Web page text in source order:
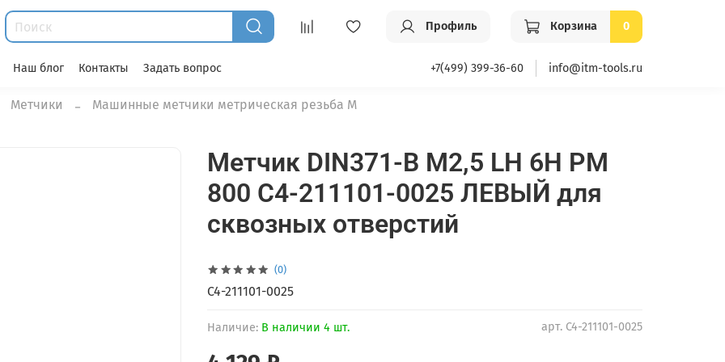
Профиль Корзина 0
Наш блог Контакты Задать вопрос +7(499) 399-36-60 info@itm-tools.ru
Метчики Машинные метчики метрическая резьба М
(0)
арт. C4-211101-0025
Наличие: В наличии 4 шт.
Метчик DIN371-B М2,5 LH 6H PM
800 C4-211101-0025 ЛЕВЫЙ для
сквозных отверстий
C4-211101-0025